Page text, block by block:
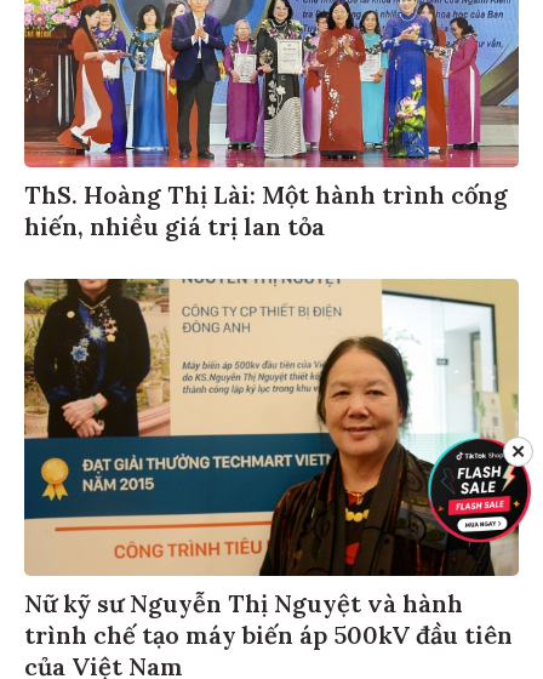
ThS. Hoàng Thị Lài: Một hành trình cống
hiến, nhiều giá trị lan tỏa
Nữ kỹ sư Nguyễn Thị Nguyệt và hành
trình chế tạo máy biến áp 500kV đầu tiên
của Việt Nam
✕